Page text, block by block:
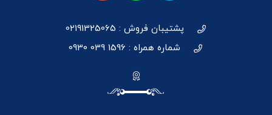
پشتیبان فروش : 02191325065
شماره همراه : 1596 039 0930